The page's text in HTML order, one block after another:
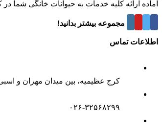
آماده ارائه کلیه خدمات به حیوانات خانگی شما
درباره این مجموعه بیشتر بدانید!
اطلاعات تماس
کرج عظیمیه، بین میدان مهران و
۰۲۶-۳۲۵۶۸۲۹۹